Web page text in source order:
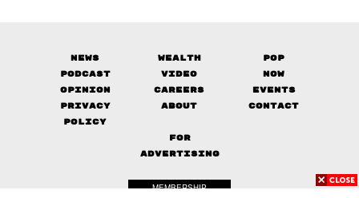
News Wealth
Pop
Podcast
Video
Now
Opinion
Careers
Events
Privacy
Policy
About Contact
FOR
ADVERTISING
MEMBERSHIP